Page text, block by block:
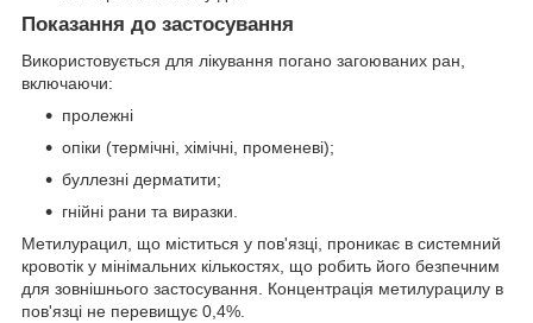
Показання до застосування
Використовується для лікування погано загоюваних ран,
включаючи:
пролежні
опіки (термічні, хімічні, променеві);
буллезні дерматити;
гнійні рани та виразки.
Метилурацил, що міститься у пов'язці, проникає в системний
кровотік у мінімальних кількостях, що робить його безпечним
для зовнішнього застосування. Концентрація метилурацилу в
пов'язці не перевищує 0,4%.